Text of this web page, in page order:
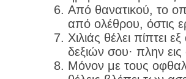
Από θανατικού, το
από ολέθρου, όστις
Χιλιάς θέλει πίπτει
δεξιών σου· πλην εις
Μόνον με τους